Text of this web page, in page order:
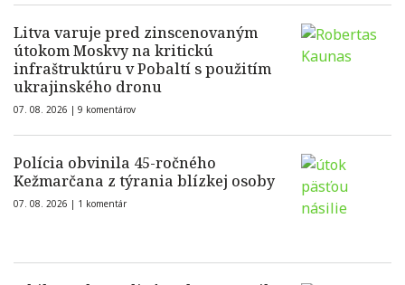
Litva varuje pred zinscenovaným
útokom Moskvy na kritickú
infraštruktúru v Pobaltí s použitím
ukrajinského dronu
07. 08. 2026 | 9 komentárov
Polícia obvinila 45-ročného
Kežmarčana z týrania blízkej osoby
07. 08. 2026 | 1 komentár